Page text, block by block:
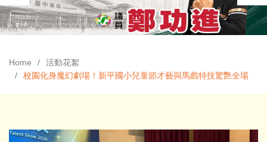
Home
活動花絮
校園化身魔幻劇場！新平國小兒童節才藝與馬戲特技驚艷全場